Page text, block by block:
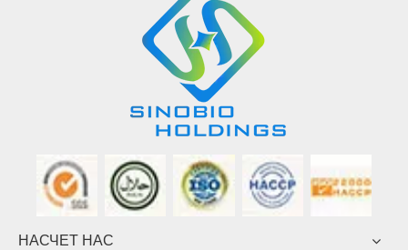
НАСЧЕТ НАС